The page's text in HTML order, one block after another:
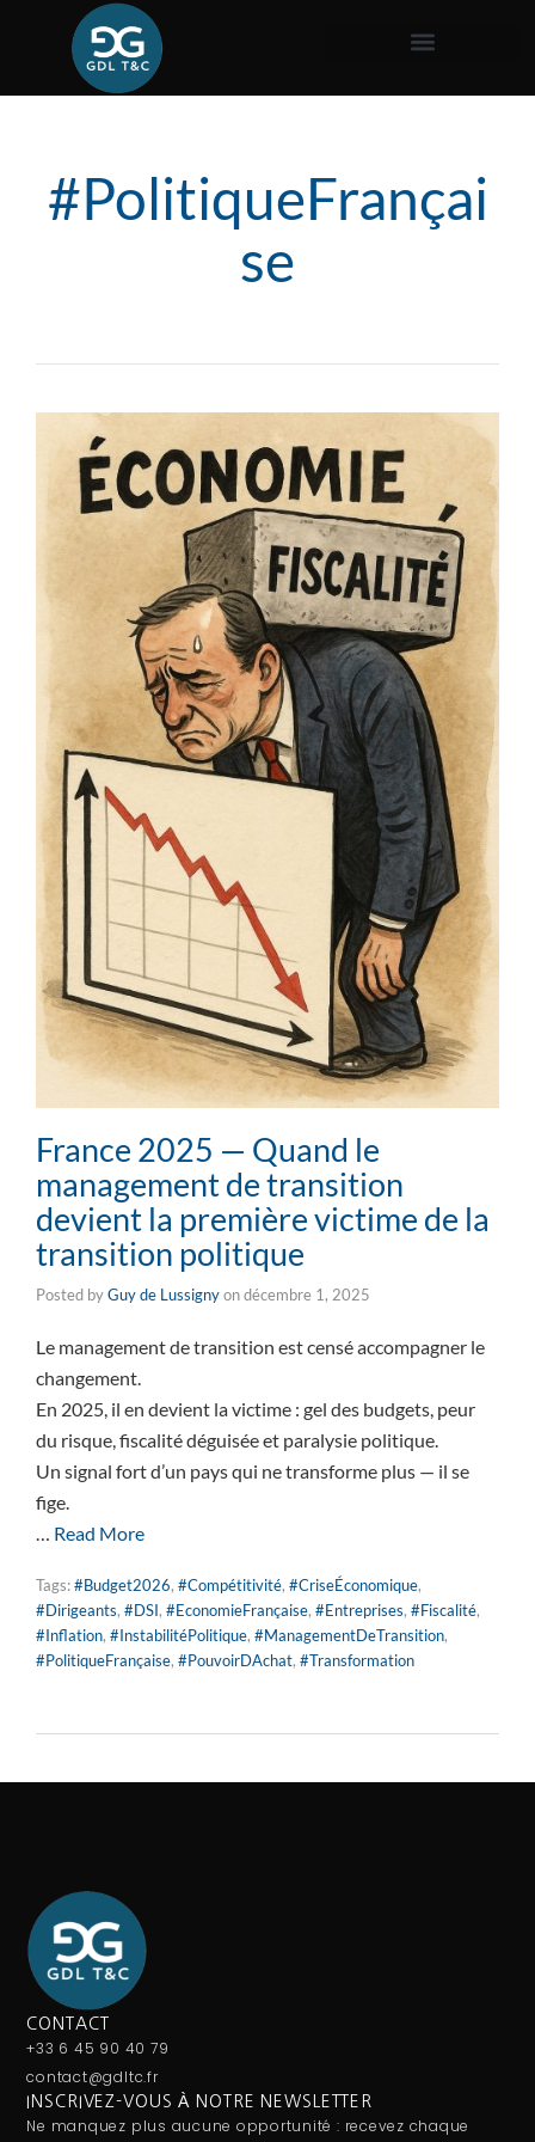
#PolitiqueFrançai
se
France 2025 — Quand le
management de transition
devient la première victime de la
transition politique
Posted byGuy de Lussignyondécembre 1, 2025
Le management de transition est censé accompagner le
changement.
En 2025, il en devient la victime : gel des budgets, peur
du risque, fiscalité déguisée et paralysie politique.
Un signal fort d’un pays qui ne transforme plus — il se
fige.
Read More
Tags:#Budget2026, #Compétitivité, #CriseÉconomique,
#Dirigeants, #DSI, #EconomieFrançaise, #Entreprises, #Fiscalité,
#Inflation, #InstabilitéPolitique, #ManagementDeTransition,
#PolitiqueFrançaise, #PouvoirDAchat, #Transformation
CONTACT
+33 6 45 90 40 79
contact@gdltc.fr
INSCRIVEZ-VOUS À NOTRE NEWSLETTER
Ne manquez plus aucune opportunité : recevez chaque